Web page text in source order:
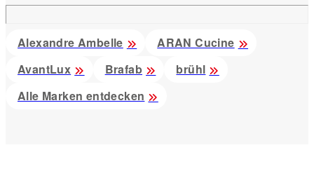
Alexandre Ambelle
ARAN Cucine
AvantLux
Brafab
brühl
Alle Marken entdecken